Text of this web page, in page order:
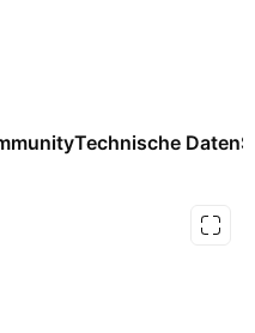
Technische Daten